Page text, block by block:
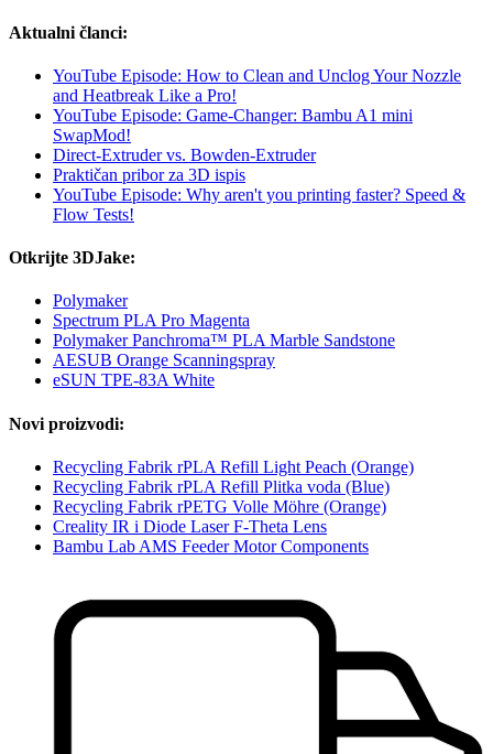
Aktualni članci:
YouTube Episode: How to Clean and Unclog Your Nozzle
and Heatbreak Like a Pro!
YouTube Episode: Game-Changer: Bambu A1 mini
SwapMod!
Direct-Extruder vs. Bowden-Extruder
Praktičan pribor za 3D ispis
YouTube Episode: Why aren't you printing faster? Speed &
Flow Tests!
Otkrijte 3DJake:
Polymaker
Spectrum PLA Pro Magenta
Polymaker Panchroma™ PLA Marble Sandstone
AESUB Orange Scanningspray
eSUN TPE-83A White
Novi proizvodi:
Recycling Fabrik rPLA Refill Light Peach (Orange)
Recycling Fabrik rPLA Refill Plitka voda (Blue)
Recycling Fabrik rPETG Volle Möhre (Orange)
Creality IR i Diode Laser F-Theta Lens
Bambu Lab AMS Feeder Motor Components